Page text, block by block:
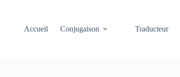
Accueil Conjugaison Traducteur